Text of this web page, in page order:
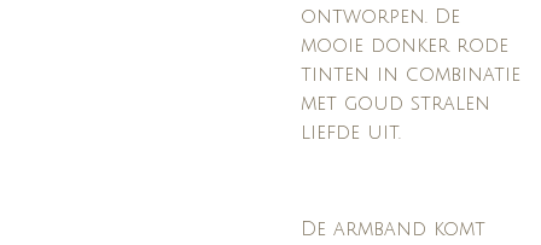
ontworpen. De
mooie donker rode
tinten in combinatie
met goud stralen
liefde uit.
De armband komt